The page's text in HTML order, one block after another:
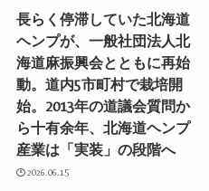
長らく停滞していた北海道
ヘンプが、一般社団法人北
海道麻振興会とともに再始
動。道内5市町村で栽培開
始。2013年の道議会質問か
ら十有余年、北海道ヘンプ
産業は「実装」の段階へ
2026.06.15